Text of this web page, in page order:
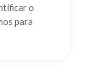
o
para